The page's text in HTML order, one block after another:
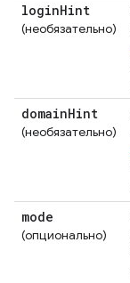
loginHint
(необязательно)
domainHint
(необязательно)
mode
(опционально)